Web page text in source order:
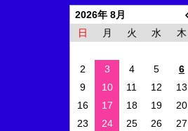
2026年 8月
日
月 火 水 木
2
3 4 5 6
9
10 11 12 13
16
17 18 19 20
23
24 25 26 27